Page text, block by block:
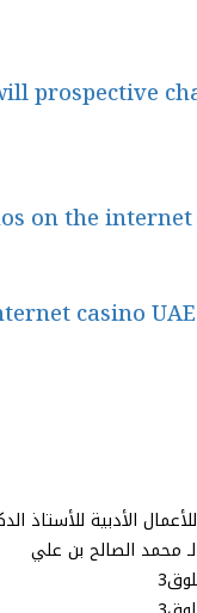
When choosing